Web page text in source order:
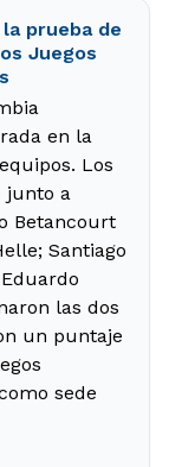
prueba de
Juegos
en la
Los
junto a
Betancourt
Santiago
las dos
un puntaje
sede